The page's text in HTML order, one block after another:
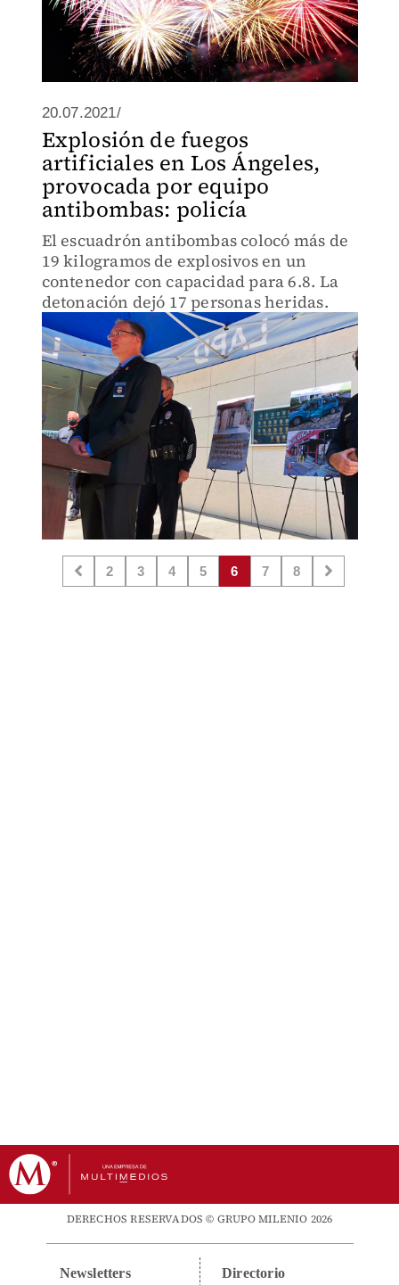
20.07.2021/
Explosión de fuegos
artificiales en Los Ángeles,
provocada por equipo
antibombas: policía
El escuadrón antibombas colocó más de
19 kilogramos de explosivos en un
contenedor con capacidad para 6.8. La
detonación dejó 17 personas heridas.
2 3 4 5 6 7 8
DERECHOS RESERVADOS © GRUPO MILENIO 2026
Newsletters Directorio